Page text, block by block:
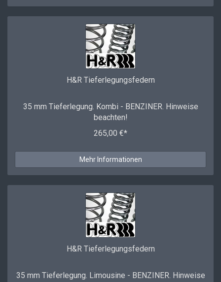
H&R Tieferlegungsfedern
35 mm Tieferlegung. Kombi - BENZINER. Hinweise
beachten!
265,00 €*
Mehr Informationen
H&R Tieferlegungsfedern
35 mm Tieferlegung. Limousine - BENZINER. Hinweise